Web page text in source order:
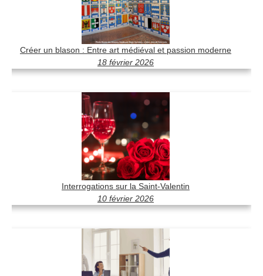
Créer un blason : Entre art médiéval et passion moderne
18 février 2026
Interrogations sur la Saint-Valentin
10 février 2026